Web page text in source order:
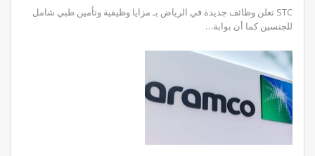
STC تعلن وظائف جديدة في الرياض بـ مزايا وظيفية وتأمين طبي شامل
للجنسين كما أن بوابة…